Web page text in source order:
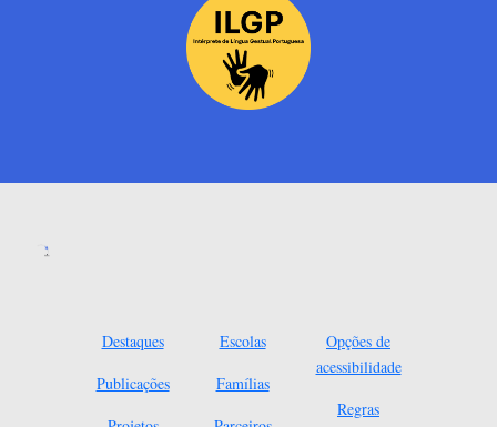
Destaques
Publicações
Escolas
Famílias
Opções de
acessibilidade
Regras